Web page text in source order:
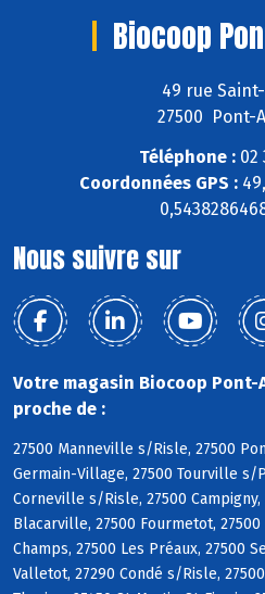
Biocoop
49 rue
27500 Pont-
Téléphone : 02
Coordonnées GPS :
Nous suivre sur
Votre magasin Biocoop Pont-
proche de :
27500 Manneville s/Risle, 27500
Germain-Village, 27500 Tourville s/
Corneville s/Risle, 27500
Blacarville, 27500 Fourmetot,
Champs, 27500 Les Préaux, 27500
Valletot, 27290 Condé s/Risle,